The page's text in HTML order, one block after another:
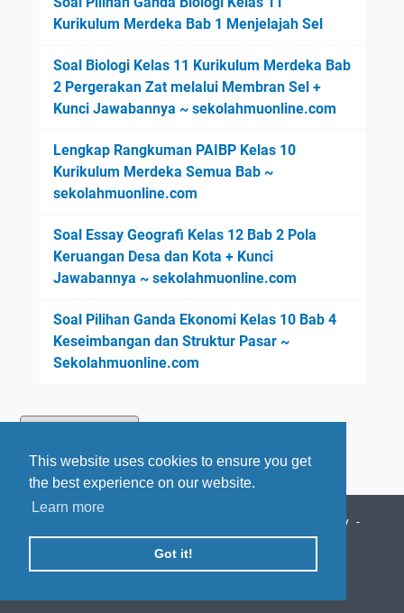
This website uses cookies to ensure you get
the best experience on our website.
Learn more
Got it!
Kurikulum Merdeka Bab 1 Menjelajah Sel
Soal Biologi Kelas 11 Kurikulum Merdeka Bab
2 Pergerakan Zat melalui Membran Sel +
Kunci Jawabannya ~ sekolahmuonline.com
Lengkap Rangkuman PAIBP Kelas 10
Kurikulum Merdeka Semua Bab ~
sekolahmuonline.com
Soal Essay Geografi Kelas 12 Bab 2 Pola
Keruangan Desa dan Kota + Kunci
Jawabannya ~ sekolahmuonline.com
Soal Pilihan Ganda Ekonomi Kelas 10 Bab 4
Keseimbangan dan Struktur Pasar ~
Sekolahmuonline.com
Privacy Policy
Disclaimer